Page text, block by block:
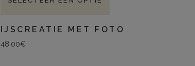
IJSCREATIE MET FOTO
48,00€